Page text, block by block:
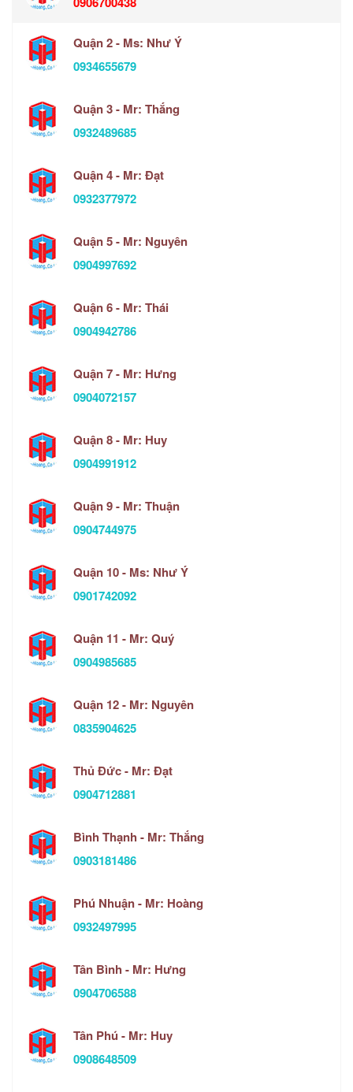
Quận 2 - Ms: Như Ý
0934655679
Quận 3 - Mr: Thắng
0932489685
Quận 4 - Mr: Đạt
0932377972
Quận 5 - Mr: Nguyên
0904997692
Quận 6 - Mr: Thái
0904942786
Quận 7 - Mr: Hưng
0904072157
Quận 8 - Mr: Huy
0904991912
Quận 9 - Mr: Thuận
0904744975
Quận 10 - Ms: Như Ý
0901742092
Quận 11 - Mr: Quý
0904985685
Quận 12 - Mr: Nguyên
0835904625
Thủ Đức - Mr: Đạt
0904712881
Bình Thạnh - Mr: Thắng
0903181486
Phú Nhuận - Mr: Hoàng
0932497995
Tân Bình - Mr: Hưng
0904706588
Tân Phú - Mr: Huy
0908648509